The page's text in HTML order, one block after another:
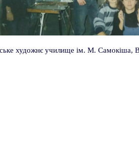
художнє училище ім. М. Самокіша,